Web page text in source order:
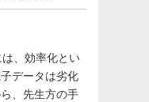
、効率化とい
データは劣化
、先生方の手